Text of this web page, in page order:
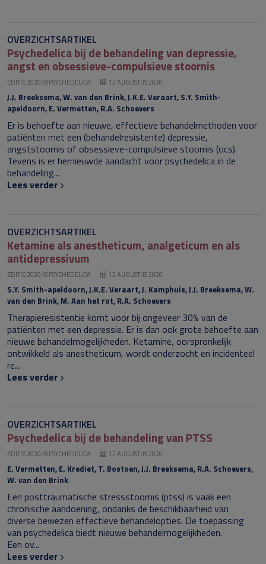
OVERZICHTSARTIKEL
Psychedelica bij de behandeling van depressie,
angst en obsessieve-compulsieve stoornis
EDITIE 2020/8 PSYCHEDELICA 12 AUGUSTUS 2020
J.J. Breeksema, W. van den Brink, J.K.E. Veraart, S.Y. Smith-
apeldoorn, E. Vermetten, R.A. Schoevers
Er is behoefte aan nieuwe, effectieve behandelmethoden voor
patiënten met een (behandelresistente) depressie,
angststoornis of obsessieve-compulsieve stoornis (ocs).
Tevens is er hernieuwde aandacht voor psychedelica in de
behandeling...
Lees verder
OVERZICHTSARTIKEL
Ketamine als anestheticum, analgeticum en als
antidepressivum
EDITIE 2020/8 PSYCHEDELICA 12 AUGUSTUS 2020
S.Y. Smith-apeldoorn, J.K.E. Veraart, J. Kamphuis, J.J. Breeksema, W.
van den Brink, M. Aan het rot, R.A. Schoevers
Therapieresistentie komt voor bij ongeveer 30% van de
patiënten met een depressie. Er is dan ook grote behoefte aan
nieuwe behandelmogelijkheden. Ketamine, oorspronkelijk
ontwikkeld als anestheticum, wordt onderzocht en incidenteel
re...
Lees verder
OVERZICHTSARTIKEL
Psychedelica bij de behandeling van PTSS
EDITIE 2020/8 PSYCHEDELICA 12 AUGUSTUS 2020
E. Vermetten, E. Krediet, T. Bostoen, J.J. Breeksema, R.A. Schoevers,
W. van den Brink
Een posttraumatische stressstoornis (ptss) is vaak een
chronische aandoening, ondanks de beschikbaarheid van
diverse bewezen effectieve behandelopties. De toepassing
van psychedelica biedt nieuwe behandelmogelijkheden.
Een ov...
Lees verder